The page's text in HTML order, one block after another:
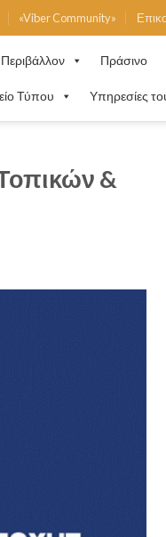
«Viber Community»
Πράσινο
Τύπου Υπηρεσίες
&